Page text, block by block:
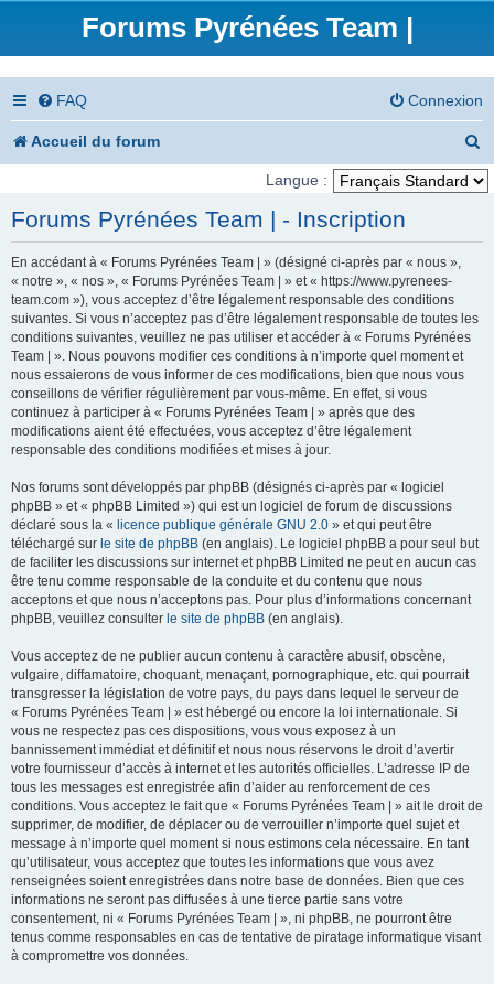
Forums Pyrénées Team |
FAQ Connexion
Accueil du forum
e
h
Langue :
Forums Pyrénées Team | - Inscription
En accédant à « Forums Pyrénées Team | » (désigné ci-après par « nous »,
« notre », « nos », « Forums Pyrénées Team | » et « https://www.pyrenees-
team.com »), vous acceptez d’être légalement responsable des conditions
suivantes. Si vous n’acceptez pas d’être légalement responsable de toutes les
conditions suivantes, veuillez ne pas utiliser et accéder à « Forums Pyrénées
Team | ». Nous pouvons modifier ces conditions à n’importe quel moment et
nous essaierons de vous informer de ces modifications, bien que nous vous
conseillons de vérifier régulièrement par vous-même. En effet, si vous
continuez à participer à « Forums Pyrénées Team | » après que des
modifications aient été effectuées, vous acceptez d’être légalement
responsable des conditions modifiées et mises à jour.
Nos forums sont développés par phpBB (désignés ci-après par « logiciel
phpBB » et « phpBB Limited ») qui est un logiciel de forum de discussions
déclaré sous la « licence publique générale GNU 2.0 » et qui peut être
téléchargé sur le site de phpBB (en anglais). Le logiciel phpBB a pour seul but
de faciliter les discussions sur internet et phpBB Limited ne peut en aucun cas
être tenu comme responsable de la conduite et du contenu que nous
acceptons et que nous n’acceptons pas. Pour plus d’informations concernant
phpBB, veuillez consulter le site de phpBB (en anglais).
Vous acceptez de ne publier aucun contenu à caractère abusif, obscène,
vulgaire, diffamatoire, choquant, menaçant, pornographique, etc. qui pourrait
transgresser la législation de votre pays, du pays dans lequel le serveur de
« Forums Pyrénées Team | » est hébergé ou encore la loi internationale. Si
vous ne respectez pas ces dispositions, vous vous exposez à un
bannissement immédiat et définitif et nous nous réservons le droit d’avertir
votre fournisseur d’accès à internet et les autorités officielles. L’adresse IP de
tous les messages est enregistrée afin d’aider au renforcement de ces
conditions. Vous acceptez le fait que « Forums Pyrénées Team | » ait le droit de
supprimer, de modifier, de déplacer ou de verrouiller n’importe quel sujet et
message à n’importe quel moment si nous estimons cela nécessaire. En tant
qu’utilisateur, vous acceptez que toutes les informations que vous avez
renseignées soient enregistrées dans notre base de données. Bien que ces
informations ne seront pas diffusées à une tierce partie sans votre
consentement, ni « Forums Pyrénées Team | », ni phpBB, ne pourront être
tenus comme responsables en cas de tentative de piratage informatique visant
à compromettre vos données.